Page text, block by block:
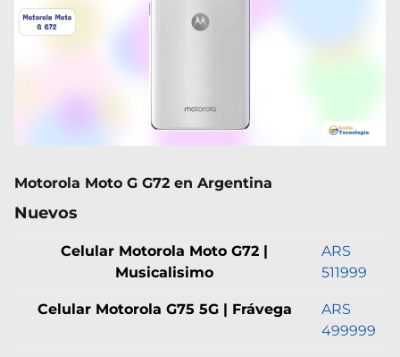
Motorola Moto G G72 en Argentina
Nuevos
Celular Motorola Moto G72 |
Musicalisimo
ARS
511999
Celular Motorola G75 5G | Frávega
ARS
499999